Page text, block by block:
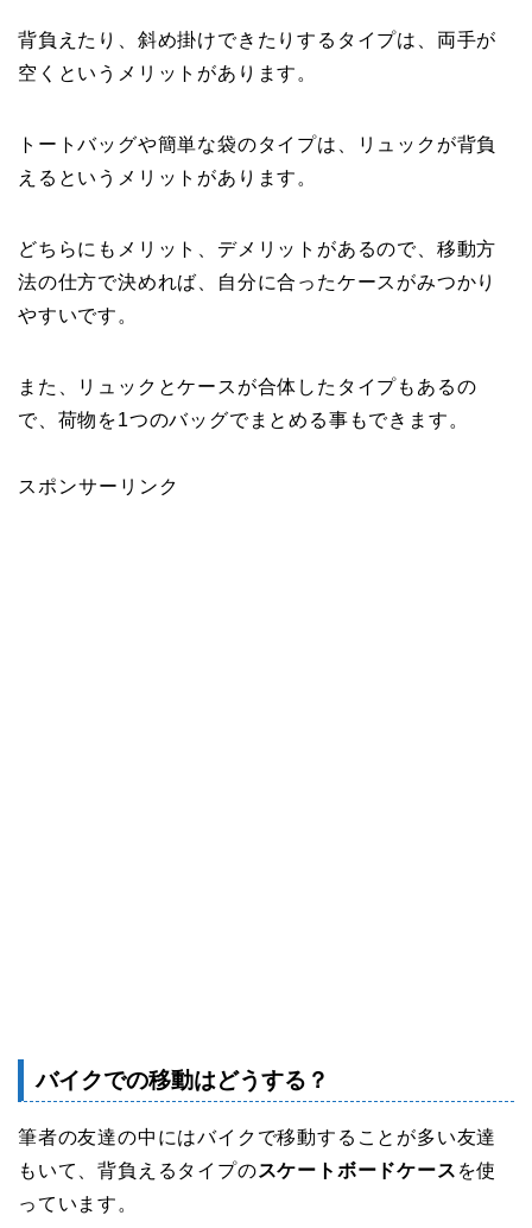
背負えたり、斜め掛けできたりするタイプは、両手が
空くというメリットがあります。
トートバッグや簡単な袋のタイプは、リュックが背負
えるというメリットがあります。
どちらにもメリット、デメリットがあるので、移動方
法の仕方で決めれば、自分に合ったケースがみつかり
やすいです。
また、リュックとケースが合体したタイプもあるの
で、荷物を1つのバッグでまとめる事もできます。
スポンサーリンク
バイクでの移動はどうする？
筆者の友達の中にはバイクで移動することが多い友達
もいて、背負えるタイプのスケートボードケース を使
っています。